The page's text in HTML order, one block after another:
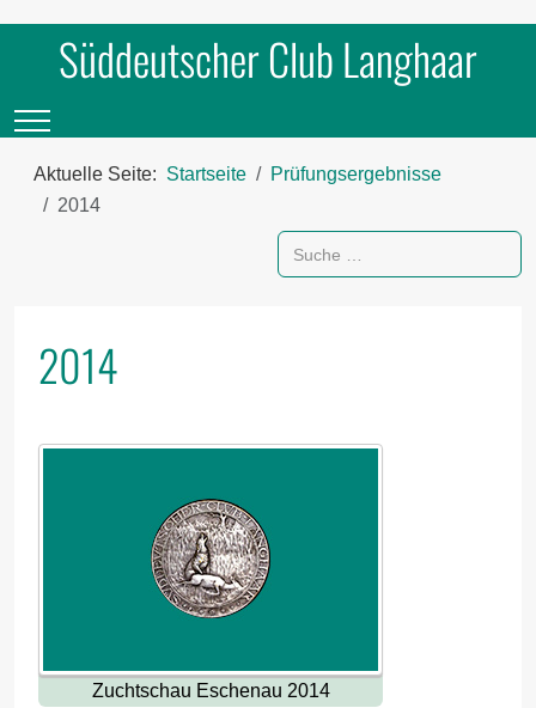
Süddeutscher Club Langhaar
Mobile Menu Toggle
Aktuelle Seite: Startseite
Prüfungsergebnisse
2014
Suchen
2014
Zuchtschau Eschenau 2014